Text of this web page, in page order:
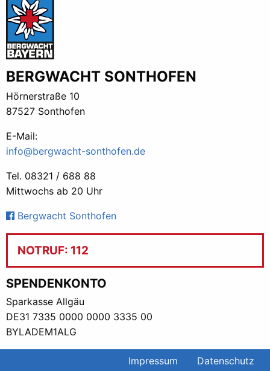
BERGWACHT SONTHOFEN
Hörnerstraße 10
87527 Sonthofen
E-Mail:
info@bergwacht-sonthofen.de
Tel. 08321 / 688 88
Mittwochs ab 20 Uhr
Bergwacht Sonthofen
NOTRUF: 112
SPENDENKONTO
Sparkasse Allgäu
DE31 7335 0000 0000 3335 00
BYLADEM1ALG
Impressum Datenschutz